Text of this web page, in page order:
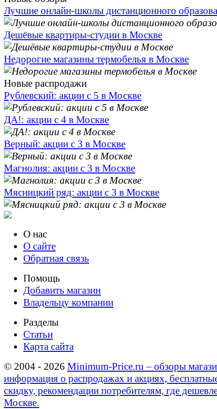
Лучшие онлайн-школы дистанционного
Дешёвые квартиры-студии в Москве
Недорогие магазины термобелья в Москве
Новые распродажи
Рублевский: акции с 5 в Москве
ДА!: акции с 4 в Москве
Верный: акции с 3 в Москве
Магнолия: акции с 3 в Москве
Мясницкий ряд: акции с 3 в Москве
О нас
О сайте
Обратная связь
Помощь
Добавить магазин
Владельцу компании
Разделы
Статьи
Карта сайта
© 2004 - 2026 Minimum-Price.ru – обзоры
информация о распродажах и акциях,
скидку, рекомендации потребителям, где
Москве.